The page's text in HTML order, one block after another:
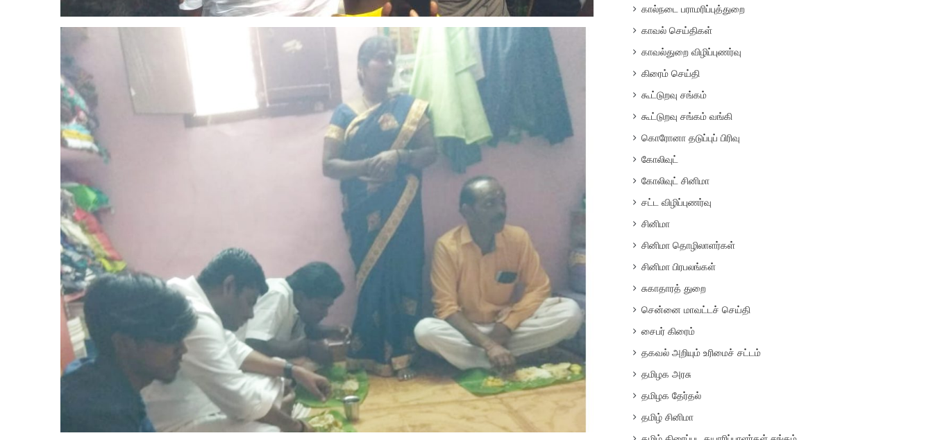
கால்நடை பராமரிப்புத்துறை
காவல் செய்திகள்
காவல்துறை விழிப்புணர்வு
கிரைம் செய்தி
கூட்டுறவு சங்கம்
கூட்டுறவு சங்கம் வங்கி
கொரோனா தடுப்புப் பிரிவு
கோலிவுட்
கோலிவுட் சினிமா
சட்ட விழிப்புணர்வு
சினிமா
சினிமா தொழிலாளர்கள்
சினிமா பிரபலங்கள்
சுகாதாரத் துறை
சென்னை மாவட்டச் செய்தி
சைபர் கிரைம்
தகவல் அறியும் உரிமைச் சட்டம்
தமிழக அரசு
தமிழக தேர்தல்
தமிழ் சினிமா